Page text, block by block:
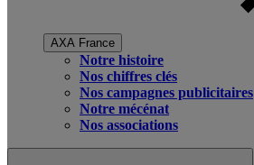
AXA France
Notre histoire
Nos chiffres clés
Nos campagnes publicitaires
Notre mécénat
Nos associations